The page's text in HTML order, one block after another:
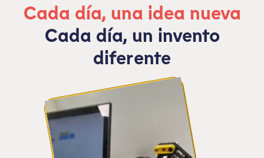
Cada día, una idea nueva
Cada día, un invento
diferente